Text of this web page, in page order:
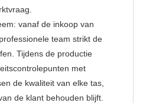
vanaf de inkoop van
team strikt de
Tijdens de productie
met
de kwaliteit van elke tas,
de klant behouden blijft.